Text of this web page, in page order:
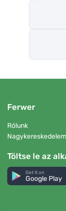
Ferwer
Rólunk
Nagykereskedelem
Töltse le az
Get it on
Google Play